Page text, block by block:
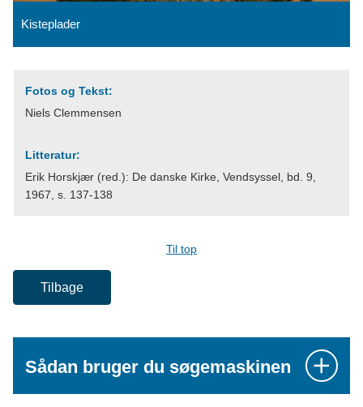
Kisteplader
Fotos og Tekst:
Niels Clemmensen
Litteratur:
Erik Horskjær (red.): De danske Kirke, Vendsyssel, bd. 9,
1967, s. 137-138
Til top
Tilbage
Sådan bruger du søgemaskinen